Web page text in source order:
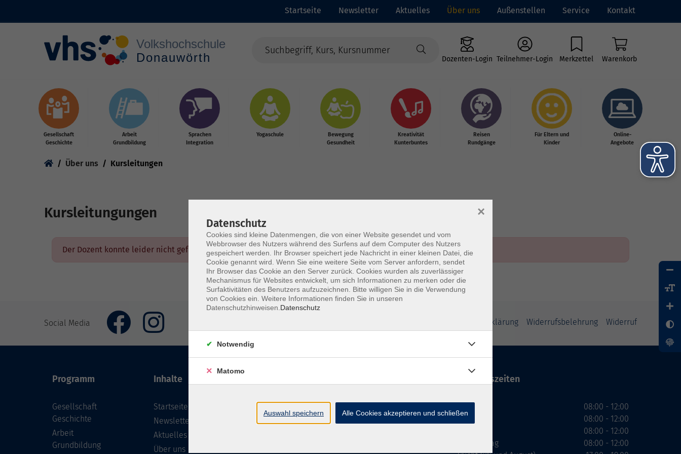
Startseite Newsletter Aktuelles Über uns Außenstellen Service Kontakt
Dozenten-Login Teilnehmer-Login Merkzettel Warenkorb
Gesellschaft
Geschichte
Arbeit
Grundbildung
Sprachen
Integration
Yogaschule
Bewegung
Gesundheit
Kreativität
Kunterbuntes
Reisen
Rundgänge
Für Eltern und
Kinder
Online-
Angebote
Sie sind hier:
Über uns Kursleitungen
Kursleitungungen
Der Dozent konnte leider nicht gefunden werden
Social Media Datenschutzerklärung Widerrufsbelehrung Widerruf
Programm
Gesellschaft
Geschichte
Arbeit
Grundbildung
Inhalte
Startseite
Newsletter
Aktuelles
Über uns
Spindeltal 5
86609 Donauwörth
Öffnungszeiten
Montag
Dienstag
Donnerstag
08:00 - 12:00
08:00 - 12:00
08:00 - 12:00
08:00 - 12:00
Datenschutz
Cookies sind kleine Datenmengen, die von einer Website gesendet und vom
Webbrowser des Nutzers während des Surfens auf dem Computer des Nutzers
gespeichert werden. Ihr Browser speichert jede Nachricht in einer kleinen Datei, die
Cookie genannt wird. Wenn Sie eine weitere Seite vom Server anfordern, sendet
Ihr Browser das Cookie an den Server zurück. Cookies wurden als zuverlässiger
Mechanismus für Websites entwickelt, um sich Informationen zu merken oder die
Surfaktivitäten des Benutzers aufzuzeichnen. Bitte willigen Sie in die Verwendung
von Cookies ein. Weitere Informationen finden Sie in unseren
Datenschutzhinweisen. Datenschutz
×
Notwendig
Matomo
Auswahl speichern Alle Cookies akzeptieren und schließen